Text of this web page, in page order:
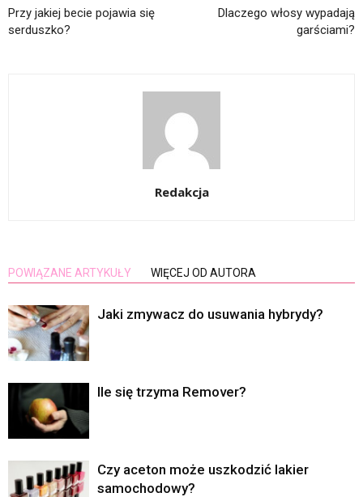
Przy jakiej becie pojawia się
serduszko?
Dlaczego włosy wypadają
garściami?
Redakcja
POWIĄZANE ARTYKUŁY WIĘCEJ OD AUTORA
Jaki zmywacz do usuwania hybrydy?
Ile się trzyma Remover?
Czy aceton może uszkodzić lakier
samochodowy?